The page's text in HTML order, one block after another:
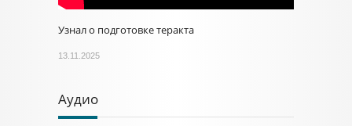
Узнал о подготовке теракта
13.11.2025
Аудио